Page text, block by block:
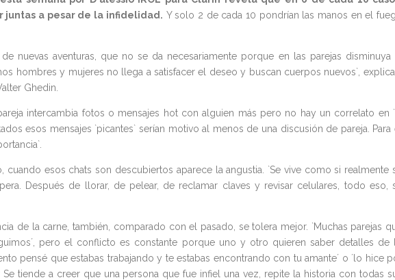
juntas a pesar de la infidelidad. Y solo 2 de cada 10 pondrían las manos en el
nuevas aventuras, que no se da necesariamente porque en las parejas disminuya
hombres y mujeres no llega a satisfacer el deseo y buscan cuerpos nuevos`,
Ghedin.
intercambia fotos o mensajes hot con alguien más pero no hay un correlato en
esos mensajes `picantes` serían motivo al menos de una discusión de pareja. Para
cuando esos chats son descubiertos aparece la angustia. `Se vive como si realmente
Después de llorar, de pelear, de reclamar claves y revisar celulares, todo eso,
de la carne, también, comparado con el pasado, se tolera mejor. `Muchas parejas
pero el conflicto es constante porque uno y otro quieren saber detalles de
pensé que estabas trabajando y te estabas encontrando con tu amante´ o ´lo hice
tiende a creer que una persona que fue infiel una vez, repite la historia con todas